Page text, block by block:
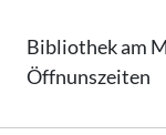
Bibliothek am
Öffnunszeiten